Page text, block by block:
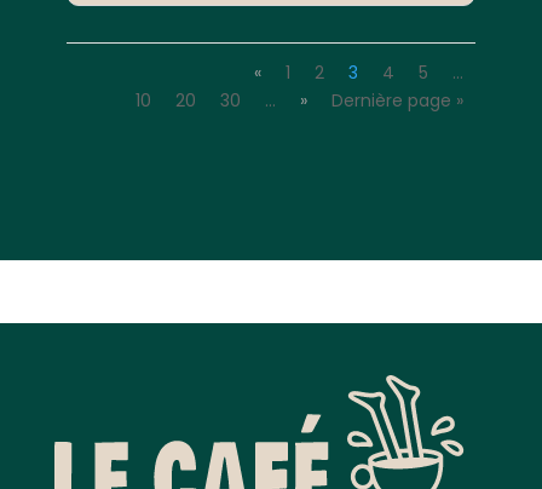
« 1 2 3 4 5
…
10
20 30 … » Dernière page »